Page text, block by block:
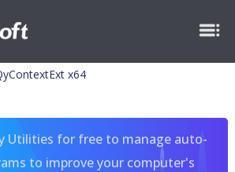
x64
Utilities for free to manage auto-
to improve your computer's